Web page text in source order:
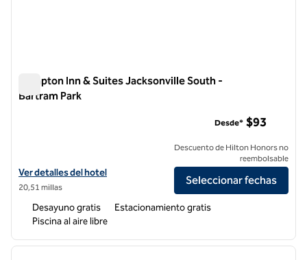
Hampton Inn & Suites Jacksonville South -
Bartram Park
Ver detalles del hotel Hampton Inn & Suites Jacksonville South -
Ver detalles del hotel
20,51 millas
Desde* $93
Descuento de Hilton Honors no
reembolsable
Seleccionar fechas
Desayuno gratis
Estacionamiento gratis
Piscina al aire libre
1 de 12